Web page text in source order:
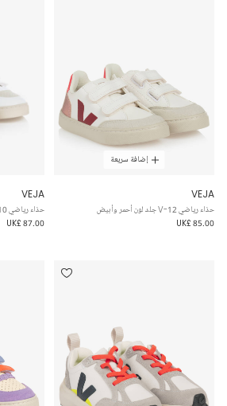
إضافة سريعة
VEJA
حذاء رياضي V-12 جلد لون أحمر وأبيض
UK£ 85.00
VEJA
حذاء رياضي V-10 جلد صناعي لون بنفسجي وأبيض
UK£ 87.00